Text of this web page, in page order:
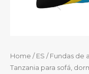
Home / ES / Fundas de
Tanzania para sofá,